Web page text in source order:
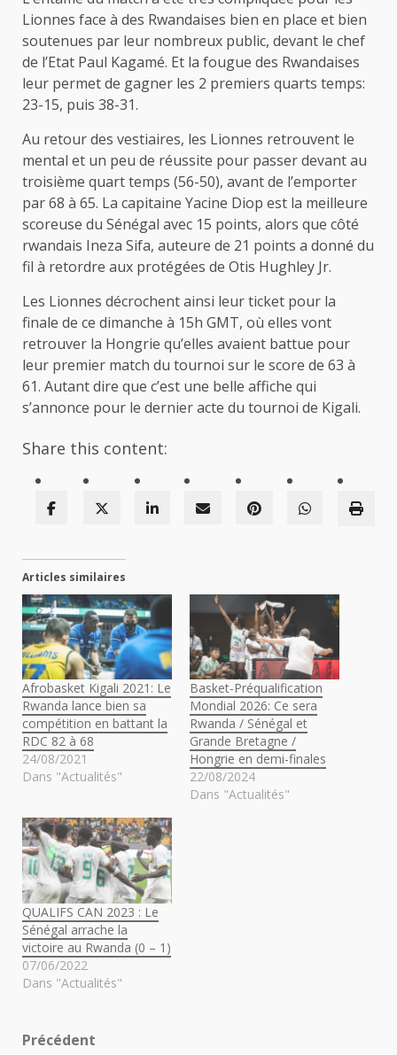
Lionnes face à des Rwandaises bien en place et bien
soutenues par leur nombreux public, devant le chef
de l’Etat Paul Kagamé. Et la fougue des Rwandaises
leur permet de gagner les 2 premiers quarts temps:
23-15, puis 38-31.
Au retour des vestiaires, les Lionnes retrouvent le
mental et un peu de réussite pour passer devant au
troisième quart temps (56-50), avant de l’emporter
par 68 à 65. La capitaine Yacine Diop est la meilleure
scoreuse du Sénégal avec 15 points, alors que côté
rwandais Ineza Sifa, auteure de 21 points a donné du
fil à retordre aux protégées de Otis Hughley Jr.
Les Lionnes décrochent ainsi leur ticket pour la
finale de ce dimanche à 15h GMT, où elles vont
retrouver la Hongrie qu’elles avaient battue pour
leur premier match du tournoi sur le score de 63 à
61. Autant dire que c’est une belle affiche qui
s’annonce pour le dernier acte du tournoi de Kigali.
Share this content:
Articles similaires
Afrobasket Kigali 2021: Le
Rwanda lance bien sa
compétition en battant la
RDC 82 à 68
24/08/2021
Dans "Actualités"
Basket-Préqualification
Mondial 2026: Ce sera
Rwanda / Sénégal et
Grande Bretagne /
Hongrie en demi-finales
22/08/2024
Dans "Actualités"
QUALIFS CAN 2023 : Le
Sénégal arrache la
victoire au Rwanda (0 – 1)
07/06/2022
Dans "Actualités"
Navigation
Précédent